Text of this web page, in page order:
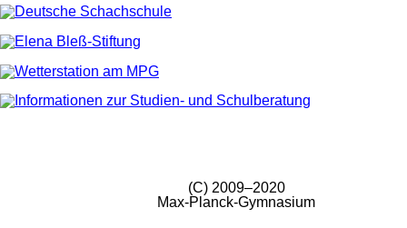
(C) 2009–2020
Max-Planck-Gymnasium